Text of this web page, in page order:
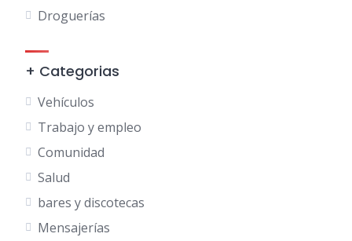
Droguerías
+ Categorias
Vehículos
Trabajo y empleo
Comunidad
Salud
bares y discotecas
Mensajerías